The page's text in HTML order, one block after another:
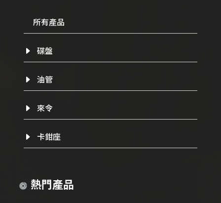
所有產品
碟盤
油管
來令
卡鉗座
熱門產品